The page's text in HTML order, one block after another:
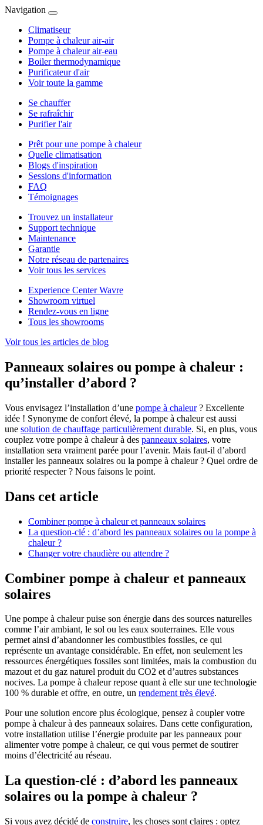
Navigation
Climatiseur
Pompe à chaleur air-air
Pompe à chaleur air-eau
Boiler thermodynamique
Purificateur d'air
Voir toute la gamme
Se chauffer
Se rafraîchir
Purifier l'air
Prêt pour une pompe à chaleur
Quelle climatisation
Blogs d'inspiration
Sessions d'information
FAQ
Témoignages
Trouvez un installateur
Support technique
Maintenance
Garantie
Notre réseau de partenaires
Voir tous les services
Experience Center Wavre
Showroom virtuel
Rendez-vous en ligne
Tous les showrooms
Voir tous les articles de blog
Panneaux solaires ou pompe à chaleur :
qu’installer d’abord ?
Vous envisagez l’installation d’une pompe à chaleur? Excellente
idée ! Synonyme de confort élevé, la pompe à chaleur est aussi
une solution de chauffage particulièrement durable. Si, en plus, vous
couplez votre pompe à chaleur à des panneaux solaires, votre
installation sera vraiment parée pour l’avenir. Mais faut-il d’abord
installer les panneaux solaires ou la pompe à chaleur ? Quel ordre de
priorité respecter ? Nous faisons le point.
Dans cet article
Combiner pompe à chaleur et panneaux solaires
La question-clé : d’abord les panneaux solaires ou la pompe à
chaleur ?
Changer votre chaudière ou attendre ?
Combiner pompe à chaleur et panneaux
solaires
Une pompe à chaleur puise son énergie dans des sources naturelles
comme l’air ambiant, le sol ou les eaux souterraines. Elle vous
permet ainsi d’abandonner les combustibles fossiles, ce qui
représente un avantage considérable. En effet, non seulement les
ressources énergétiques fossiles sont limitées, mais la combustion du
mazout et du gaz naturel produit du CO2 et d’autres substances
nocives. La pompe à chaleur repose quant à elle sur une technologie
100 % durable et offre, en outre, un rendement très élevé.
Pour une solution encore plus écologique, pensez à coupler votre
pompe à chaleur à des panneaux solaires. Dans cette configuration,
votre installation utilise l’énergie produite par les panneaux pour
alimenter votre pompe à chaleur, ce qui vous permet de soutirer
moins d’électricité au réseau.
La question-clé : d’abord les panneaux
solaires ou la pompe à chaleur ?
Si vous avez décidé de construire, les choses sont claires : optez